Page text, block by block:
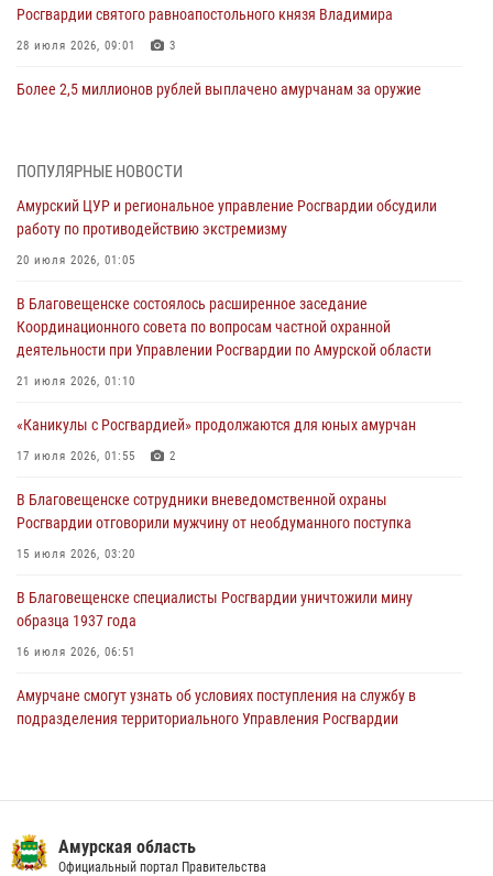
Росгвардии святого равноапостольного князя Владимира
28 июля 2026, 09:01 3
Более 2,5 миллионов рублей выплачено амурчанам за оружие
Росгвардии Амурской области в период с 20 по 26 июля 2026 года
27 июля 2026, 06:28
охраны
23 июля 2026, 07:49
Амурчане смогут узнать об условиях поступления на службу в
23 июля 2026, 00:00
Координационного совета по вопросам частной охранной
деятельности при Управлении Росгвардии по Амурской области
21 июля 2026, 01:10
ПОПУЛЯРНЫЕ НОВОСТИ
Амурский ЦУР и региональное управление Росгвардии обсудили
работу по противодействию экстремизму
20 июля 2026, 01:05
В Благовещенске состоялось расширенное заседание
Координационного совета по вопросам частной охранной
деятельности при Управлении Росгвардии по Амурской области
21 июля 2026, 01:10
«Каникулы с Росгвардией» продолжаются для юных амурчан
17 июля 2026, 01:55 2
В Благовещенске сотрудники вневедомственной охраны
Росгвардии отговорили мужчину от необдуманного поступка
15 июля 2026, 03:20
В Благовещенске специалисты Росгвардии уничтожили мину
образца 1937 года
16 июля 2026, 06:51
Амурчане смогут узнать об условиях поступления на службу в
подразделения территориального Управления Росгвардии
28 июля 2026, 09:01 3
Амурская область
Официальный портал Правительства